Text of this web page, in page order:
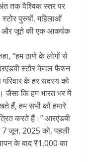
तक वैश्विक स्तर पर
पुरुषों, महिलाओं
और जूते की एक आकर्षक
“हम ठाणे के लोगों से
स्टोर केवल फैशन
के हर सदस्य को
जैसा कि हम भारत भर में
हैं, हम सभी को हमारे
करते हैं।” आरएंडबी
7 जून, 2025 को, पहली
के बाद ₹1,000 का